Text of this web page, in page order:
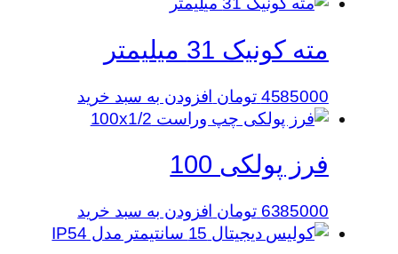
مته کونیک 31 میلیمتر
4585000 تومان افزودن به سبد خرید
فرز پولکی 100
6385000 تومان افزودن به سبد خرید